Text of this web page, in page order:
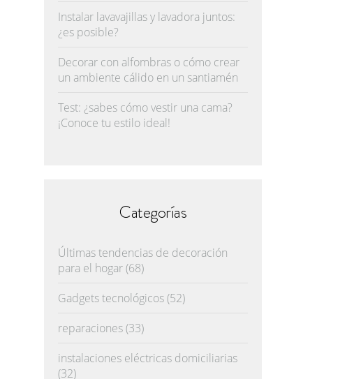
Instalar lavavajillas y lavadora juntos:
¿es posible?
Decorar con alfombras o cómo crear
un ambiente cálido en un santiamén
Test: ¿sabes cómo vestir una cama?
¡Conoce tu estilo ideal!
Categorías
Últimas tendencias de decoración
para el hogar(68)
Gadgets tecnológicos(52)
reparaciones(33)
instalaciones eléctricas domiciliarias
(32)